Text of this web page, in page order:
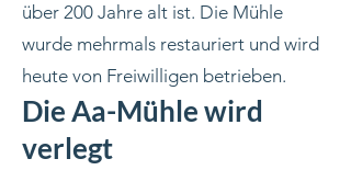
über 200 Jahre alt ist. Die Mühle
wurde mehrmals restauriert und wird
heute von Freiwilligen betrieben.
Die Aa-Mühle wird
verlegt